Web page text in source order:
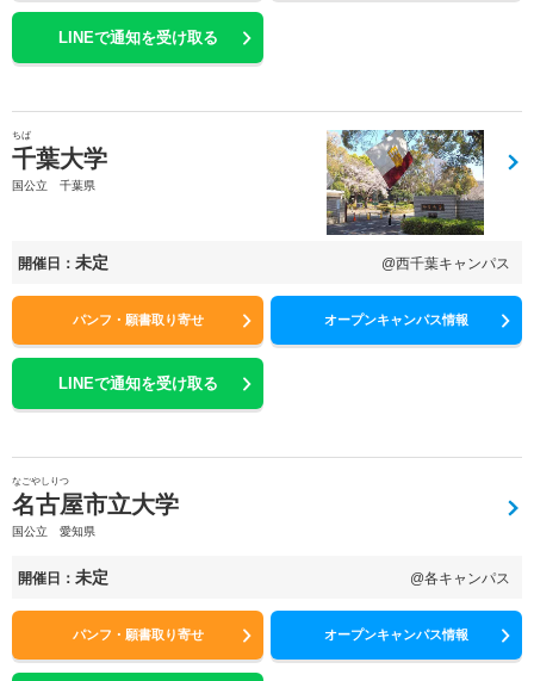
LINEで通知を受け取る
ちば
千葉大学
国公立 千葉県
開催日： 未定 @西千葉キャンパス
パンフ・願書取り寄せ オープンキャンパス情報
LINEで通知を受け取る
なごやしりつ
名古屋市立大学
国公立 愛知県
開催日： 未定 @各キャンパス
パンフ・願書取り寄せ オープンキャンパス情報